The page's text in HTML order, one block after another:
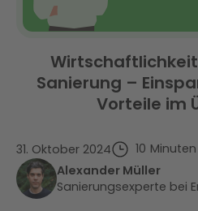
Sanierung –
Vorteile im
31. Oktober 2024 10 Minuten
Alexander Müller
Sanierungsexperte bei